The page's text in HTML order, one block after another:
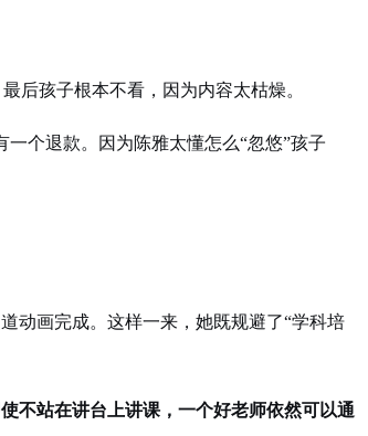
后孩子根本不看，因为内容太枯燥。
个退款。因为陈雅太懂怎么“忽悠”孩子
动画完成。这样一来，她既规避了“学科培
不站在讲台上讲课，一个好老师依然可以通